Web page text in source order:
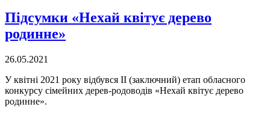
Підсумки «Нехай квітує дерево
родинне»
26.05.2021
У квітні 2021 року відбувся ІІ (заключний) етап обласного
конкурсу сімейних дерев-родоводів «Нехай квітує дерево
родинне».